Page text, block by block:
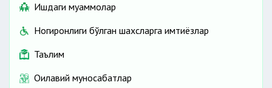
Ишдаги муаммолар
Ногиронлиги бўлган шахсларга имтиёзлар
Таълим
Оилавий муносабатлар